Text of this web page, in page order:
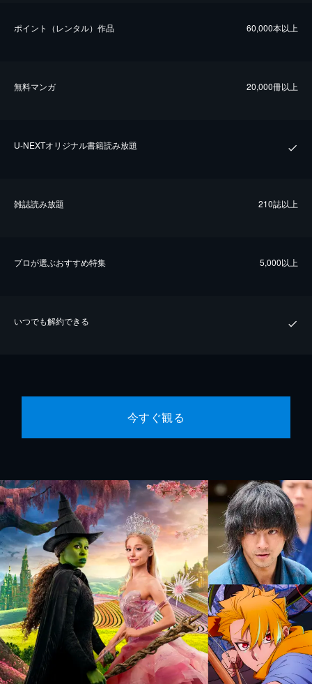
ポイント（レンタル）作品 60,000本以上
無料マンガ 20,000冊以上
U-NEXTオリジナル書籍読み放題
雑誌読み放題 210誌以上
プロが選ぶおすすめ特集 5,000以上
いつでも解約できる
今すぐ観る